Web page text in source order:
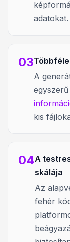
adatokat.
03
A
kis
04A
skálája
Az
fehér